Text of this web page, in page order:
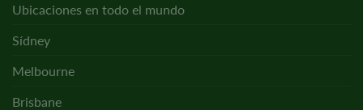
Ubicaciones en todo el mundo
Sídney
Melbourne
Brisbane